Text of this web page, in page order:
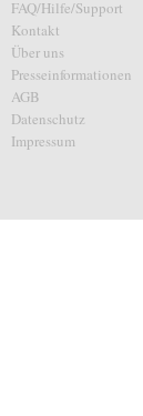
FAQ/Hilfe/Support
Kontakt
Über uns
Presseinformationen
AGB
Datenschutz
Impressum